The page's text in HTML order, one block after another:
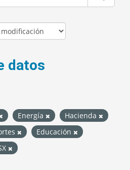
datos
Energía
Hacienda
Educación